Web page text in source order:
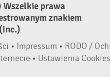
prawa
znakiem
• Impressum • RODO /
• Ustawienia Cookies